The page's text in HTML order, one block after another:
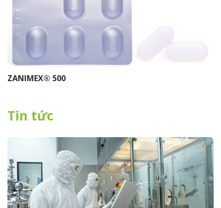
ZANIMEX® 500
Tin tức